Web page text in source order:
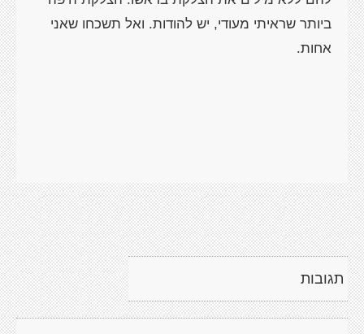
ביותר שראיתי מעודי, יש להודות. ואל תשכחו שאני
אחות.
תגובות